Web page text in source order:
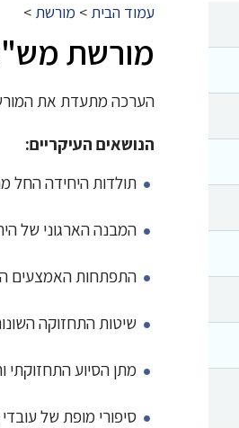
עמוד הבית > מורשת >
מורשת מש"א
הערכה מתעדת את המורשת
הנושאים העיקריים:
תולדות היחידה החל
המבנה הארגוני של
התפתחות האמצעים
שיטות התחזוקה
מתן הסיוע התחזוקתי
סיפורי מופת של